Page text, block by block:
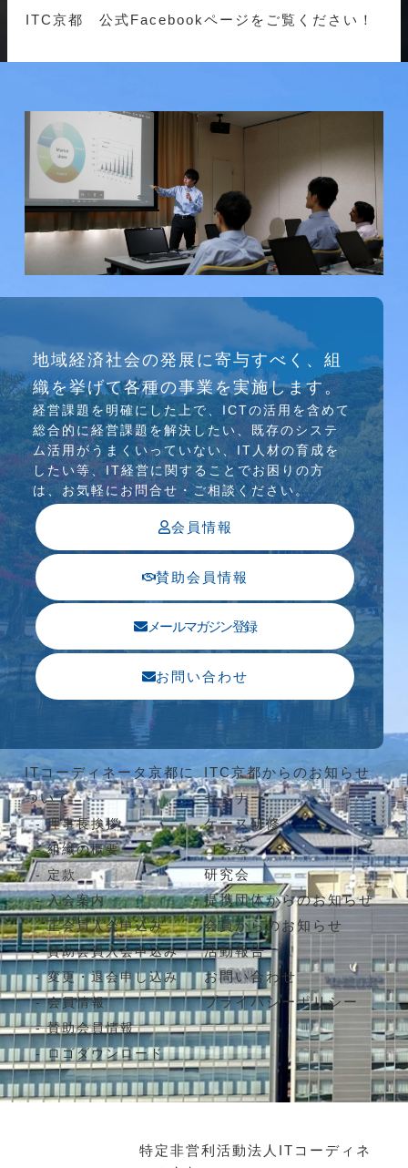
ITC京都 公式Facebookページをご覧ください！
介護ソリューション研究会、WEB/SNS研究会を
行っています
地域経済社会の発展に寄与すべく、組
織を挙げて各種の事業を実施します。
経営課題を明確にした上で、ICTの活⽤を含めて
総合的に経営課題を解決したい、既存のシステ
ム活⽤がうまくいっていない、IT⼈材の育成を
したい等、IT経営に関することでお困りの⽅
は、お気軽にお問合せ・ご相談ください。
会員情報
賛助会員情報
メールマガジン登録
お問い合わせ
ITコーディネータ京都に
ついて
理事長挨拶
組織の概要
定款
入会案内
正会員入会申込み
賛助会員入会申込み
変更・退会申し込み
会員情報
賛助会員情報
ロゴダウンロード
ITC京都からのお知らせ
セミナー
ケース研修
コラム
研究会
提携団体からのお知らせ
会員からのお知らせ
活動報告
お問い合わせ
プライバシーポリシー
特定非営利活動法人ITコーディネ